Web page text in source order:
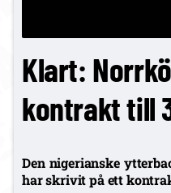
Klart:
kontrakt till
Den nigerianske
har skrivit på ett